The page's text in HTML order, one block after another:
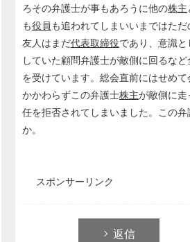
ろその弁護士が事もあろうに他の株主
も役員 も追われてしまいいまではただ
友人はまだ代表取締役であり、意識
していた顧問弁護士が敵側に回るな
を受けています。総会直前にはせめ
かかわらずこの弁護士株主が敵側に
任を拒否されてしまいました。この
か。
スポンサーリンク
返信